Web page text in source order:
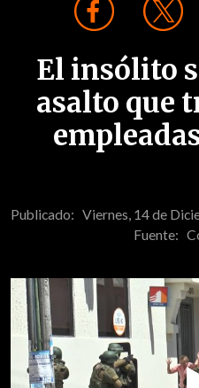
El insólito
asalto que
Publicado: Viernes, 14 de
Fuente: